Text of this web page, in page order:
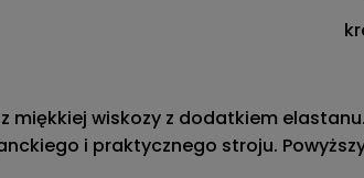
miękkiej wiskozy z dodatkiem
i praktycznego stroju.